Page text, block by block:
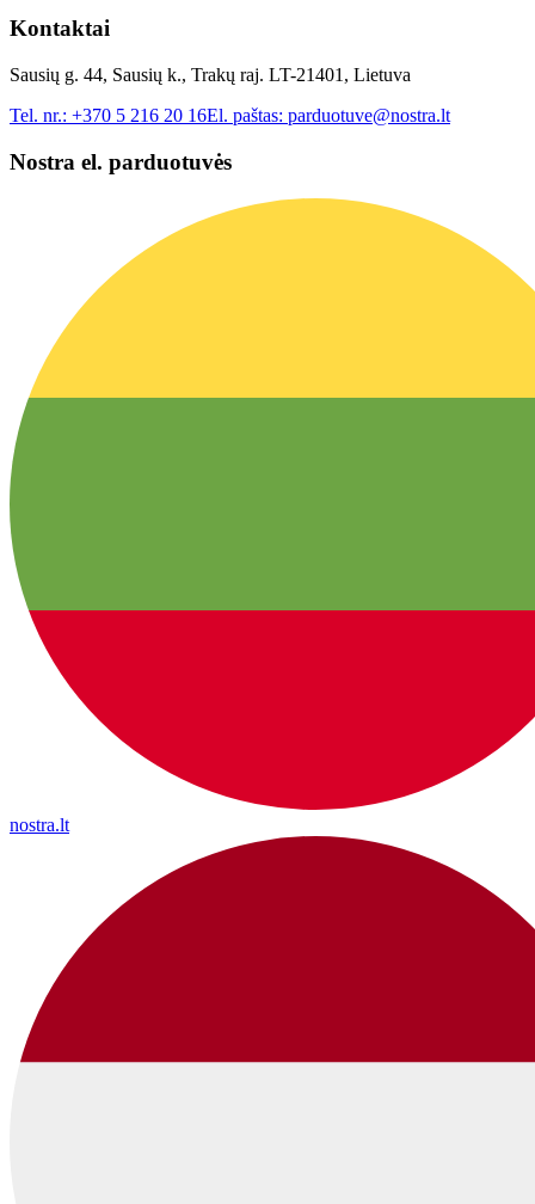
Kontaktai
Sausių g. 44, Sausių k., Trakų raj. LT-21401, Lietuva
Tel. nr.: +370 5 216 20 16El. paštas: parduotuve@nostra.lt
Nostra el. parduotuvės
nostra.lt